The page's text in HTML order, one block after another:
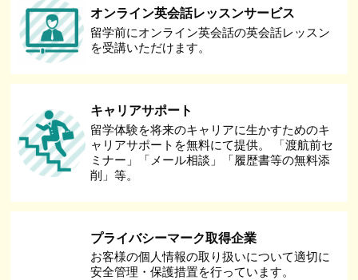
オンライン英会話レッスンサービス
留学前にオンライン英会話の英会話レッスン
を受講いただけます。
キャリアサポート
留学体験を将来のキャリアに生かすためのキ
ャリアサポートを無料にて提供。 「渡航前セ
ミナー」「メール相談」「履歴書等の無料添
削」等。
プライバシーマーク取得企業
お客様の個人情報の取り扱いについて適切に
安全管理・保護措置を行っています。